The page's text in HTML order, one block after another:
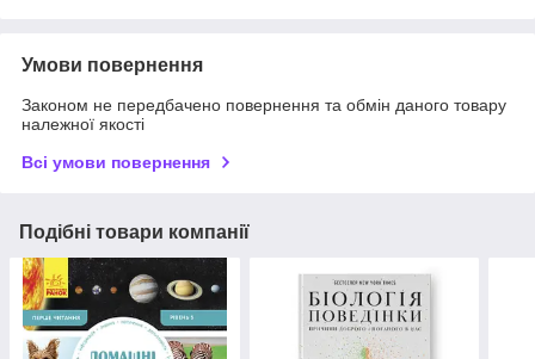
Умови повернення
Законом не передбачено повернення та обмін даного товару
належної якості
Всі умови повернення
Подібні товари компанії